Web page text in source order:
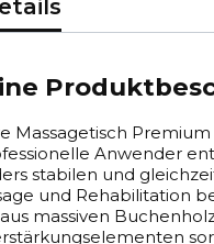
Massagetisch Premium
Anwender
stabilen und
und Rehabilitation
massiven